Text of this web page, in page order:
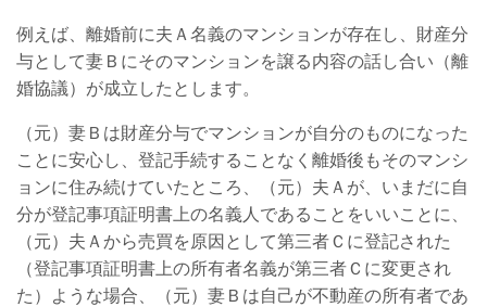
例えば、離婚前に夫Ａ名義のマンションが存在し、財産分
与として妻Ｂにそのマンションを譲る内容の話し合い（離
婚協議）が成立したとします。
（元）妻Ｂは財産分与でマンションが自分のものになった
ことに安心し、登記手続することなく離婚後もそのマンシ
ョンに住み続けていたところ、（元）夫Ａが、いまだに自
分が登記事項証明書上の名義人であることをいいことに、
（元）夫Ａから売買を原因として第三者Ｃに登記された
（登記事項証明書上の所有者名義が第三者Ｃに変更され
た）ような場合、（元）妻Ｂは自己が不動産の所有者であ